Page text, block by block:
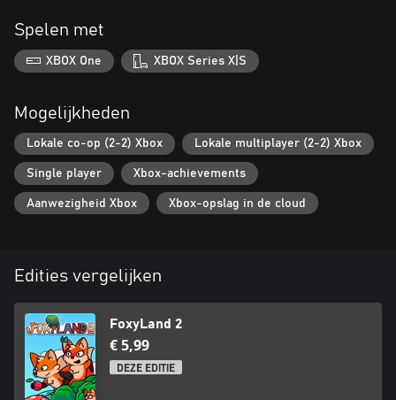
Spelen met
XBOX One XBOX Series X|S
Mogelijkheden
Lokale co-op (2-2) Xbox Lokale multiplayer (2-2) Xbox
Single player Xbox-achievements
Aanwezigheid Xbox Xbox-opslag in de cloud
Edities vergelijken
FoxyLand 2
€ 5,99
DEZE EDITIE